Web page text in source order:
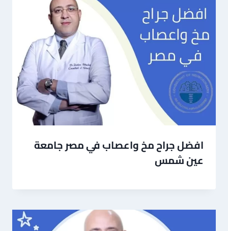
افضل جراح مخ واعصاب في مصر جامعة
عين شمس